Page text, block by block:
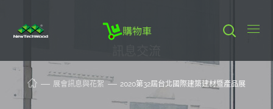
購物車
展會訊息與花絮 2020第32屆台北國際建築建材暨產品展